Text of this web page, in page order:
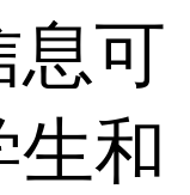
息可
生和